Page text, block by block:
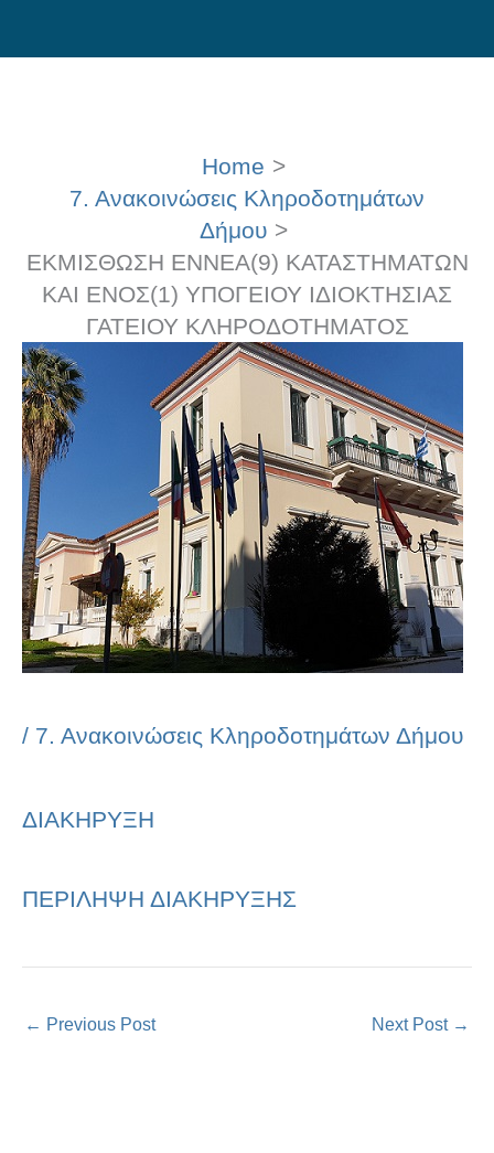
to
Home
7. Ανακοινώσεις Κληροδοτημάτων
Δήμου
ΕΚΜΙΣΘΩΣΗ ΕΝΝΕΑ(9) ΚΑΤΑΣΤΗΜΑΤΩΝ
ΚΑΙ ΕΝΟΣ(1) ΥΠΟΓΕΙΟΥ ΙΔΙΟΚΤΗΣΙΑΣ
ΓΑΤΕΙΟΥ ΚΛΗΡΟΔΟΤΗΜΑΤΟΣ
/ 7. Ανακοινώσεις Κληροδοτημάτων Δήμου
ΔΙΑΚΗΡΥΞΗ
ΠΕΡΙΛΗΨΗ ΔΙΑΚΗΡΥΞΗΣ
← Previous Post Next Post →